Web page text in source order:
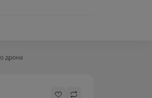
дрона